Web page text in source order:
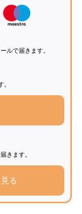
まにより良い
ト利用者を識
っておりま
ものではな
するために
応していま
とは、インタ
ルで届きます。
きます。
る